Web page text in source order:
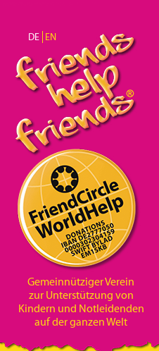
Gemeinnütziger Verein
zur Unterstützung von
Kindern und Notleidenden
auf der ganzen Welt
DE EN